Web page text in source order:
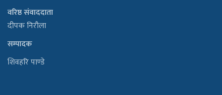
वरिष्ठ संवाददाता
दीपक निरौला
सम्पादक
शिवहरि पाण्डे